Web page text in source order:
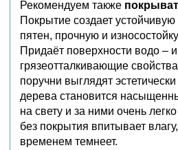
Рекомендуем также
Покрытие создает
пятен, прочную и
Придаёт поверхности водо – и
грязеотталкивающие
поручни выглядят
дерева становится
на свету и за ними очень
без покрытия впитывает
временем темнеет.